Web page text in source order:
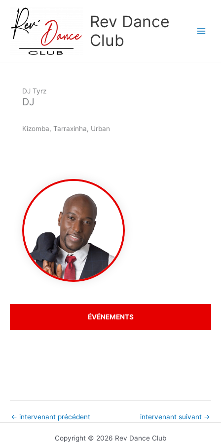
contenu
Rev Dance
Club
DJ Tyrz
DJ
Kizomba, Tarraxinha, Urban
ÉVÉNEMENTS
← intervenant précédent intervenant suivant →
Copyright © 2026 Rev Dance Club